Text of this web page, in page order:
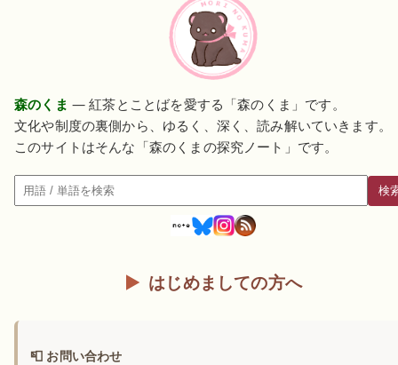
森のくま — 紅茶とことばを愛する「森のくま」です。
文化や制度の裏側から、ゆるく、深く、読み解いていきます。
このサイトはそんな「森のくまの探究ノート」です。
検索
検
はじめましての方へ
📮 お問い合わせ